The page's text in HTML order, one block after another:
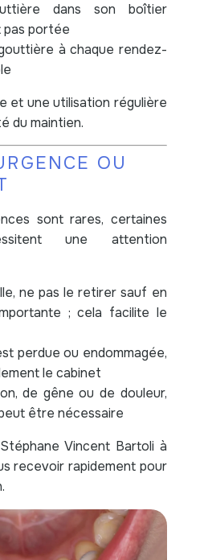
dans son boîtier
pas portée
à chaque rendez-
et une utilisation régulière
du maintien.
OU
sont rares, certaines
une attention
ne pas le retirer sauf en
; cela facilite le
perdue ou endommagée,
le cabinet
de gêne ou de douleur,
être nécessaire
Vincent Bartoli à
recevoir rapidement pour